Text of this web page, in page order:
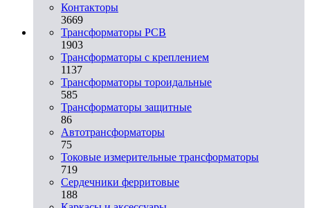
Контакторы
3669
Трансформаторы PCB
1903
Трансформаторы с креплением
1137
Трансформаторы тороидальные
585
Трансформаторы защитные
86
Автотрансформаторы
75
Токовые измерительные трансформаторы
719
Сердечники ферритовые
188